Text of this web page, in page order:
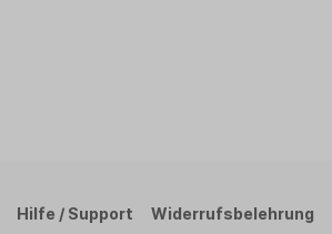
Hilfe / Support Widerrufsbelehrung